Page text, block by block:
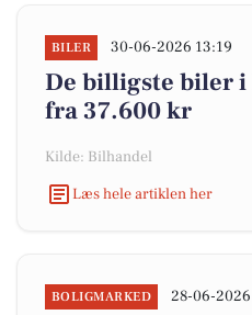
BILER 30-06-2026 13:19
De billigste biler
fra 37.600 kr
Kilde: Bilhandel
Læs hele artiklen her
BOLIGMARKED 28-06-